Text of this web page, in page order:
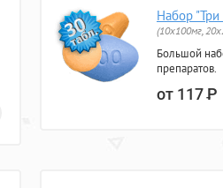
Набор
(10x100мг,
Большой
препаратов.
от 117Р